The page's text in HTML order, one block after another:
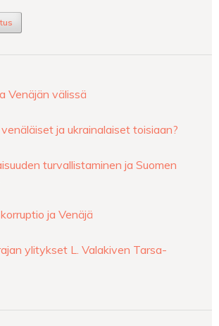
Venäjän välissä
ja ukrainalaiset toisiaan?
turvallistaminen ja Suomen
ja Venäjä
ylitykset L. Valakiven Tarsa-